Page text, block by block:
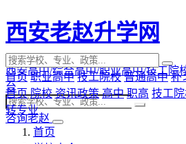
西安老赵升学网
西安高中/综合高中/职业高中/技工院
台
咨询老赵
首页 职业高中 技工院校 普通高中 补
首页 院校 资讯政策 高中 职高 技工
转专业
首页